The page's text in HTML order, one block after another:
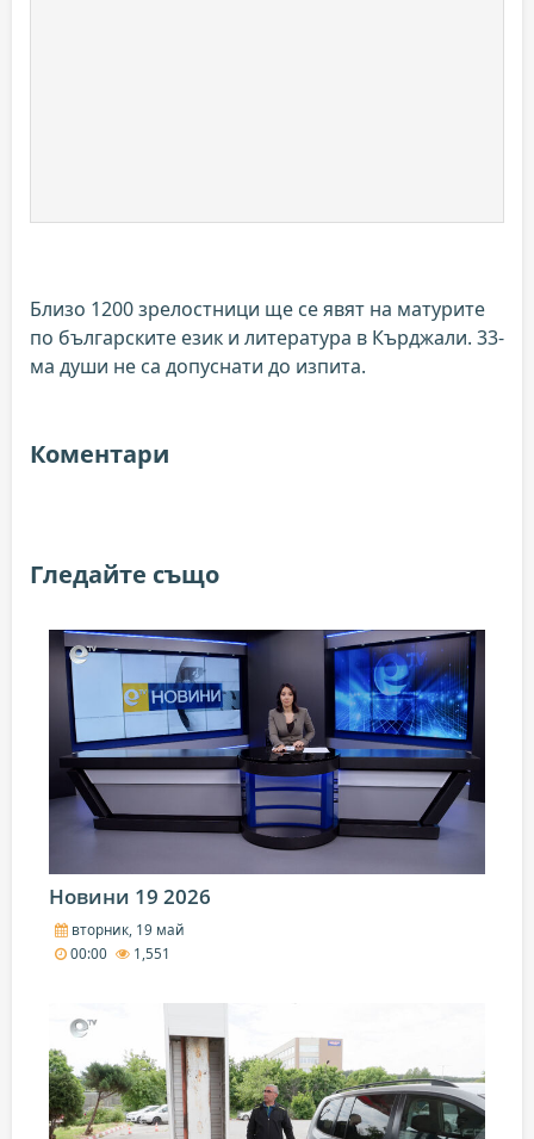
Близо 1200 зрелостници ще се явят на матурите
по българските език и литература в Кърджали. 33-
ма души не са допуснати до изпита.
Коментари
Гледайте също
Новини 19 2026
вторник, 19 май
00:00
1,551